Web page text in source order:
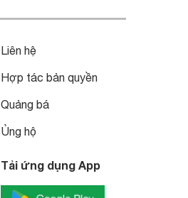
Liên hệ
Hợp tác bản quyền
Quảng bá
Ủng hộ
Tải ứng dụng App